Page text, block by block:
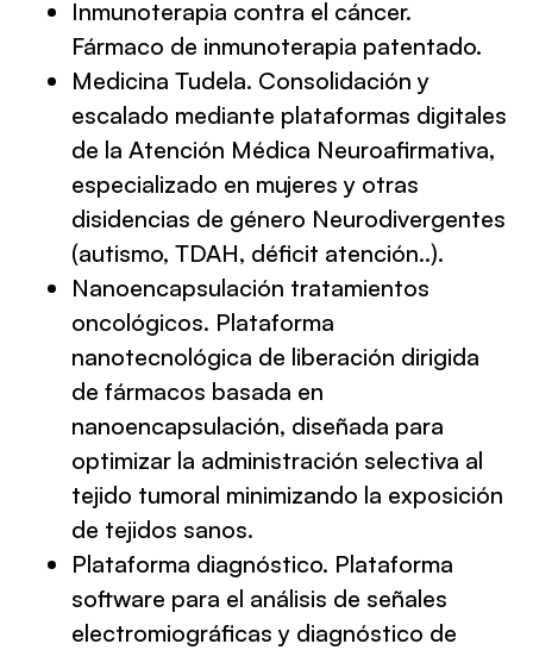
Inmunoterapia contra el cáncer.
Fármaco de inmunoterapia patentado.
Medicina Tudela. Consolidación y
escalado mediante plataformas digitales
de la Atención Médica Neuroafirmativa,
especializado en mujeres y otras
disidencias de género Neurodivergentes
(autismo, TDAH, déficit atención..).
Nanoencapsulación tratamientos
oncológicos. Plataforma
nanotecnológica de liberación dirigida
de fármacos basada en
nanoencapsulación, diseñada para
optimizar la administración selectiva al
tejido tumoral minimizando la exposición
de tejidos sanos.
Plataforma diagnóstico. Plataforma
software para el análisis de señales
electromiográficas y diagnóstico de